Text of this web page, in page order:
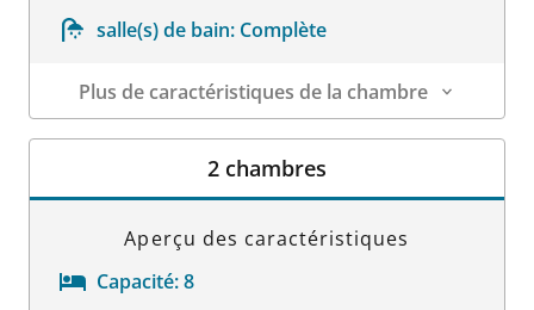
salle(s) de bain: Complète
Plus de caractéristiques de la chambre
Détails sur la chambre
2 chambres
Aperçu des caractéristiques
Capacité:8